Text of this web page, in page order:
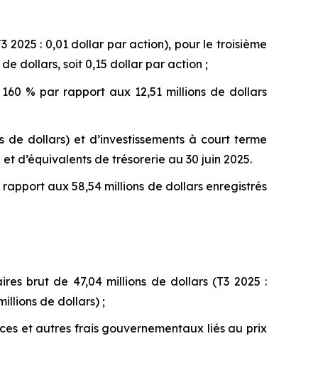
2025 : 0,01 dollar par action), pour le troisième
dollars, soit 0,15 dollar par action ;
% par rapport aux 12,51 millions de dollars
dollars) et d’investissements à court terme
d’équivalents de trésorerie au 30 juin 2025.
aux 58,54 millions de dollars enregistrés
brut de 47,04 millions de dollars (T3 2025 :
de dollars) ;
et autres frais gouvernementaux liés au prix